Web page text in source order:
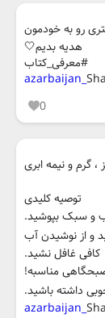
رو به خودمون
هدیه بدیم🤍
#معرفی_کتاب
0
، گرم و نیمه ابری
توصیه کلیدی
و سبک بپوشید.
و از نوشیدن آب
کافی غافل نشید.
صبحگاهی مناسبه!
داشته باشید.